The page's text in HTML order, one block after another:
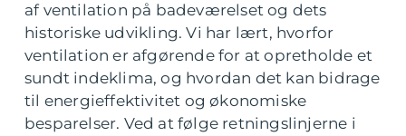
af ventilation på badeværelset og dets
historiske udvikling. Vi har lært, hvorfor
ventilation er afgørende for at opretholde et
sundt indeklima, og hvordan det kan bidrage
til energieffektivitet og økonomiske
besparelser. Ved at følge retningslinjerne i